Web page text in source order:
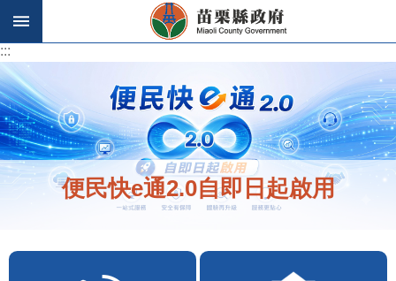
跳到主要內容區塊
:::
:::
便民快e通2.0自即日起啟用